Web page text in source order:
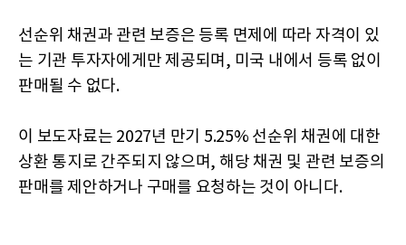
선순위 채권과 관련 보증은 등록 면제에 따라 자격이 있
는 기관 투자자에게만 제공되며, 미국 내에서 등록 없이
판매될 수 없다.
이 보도자료는 2027년 만기 5.25% 선순위 채권에 대한
상환 통지로 간주되지 않으며, 해당 채권 및 관련 보증의
판매를 제안하거나 구매를 요청하는 것이 아니다.